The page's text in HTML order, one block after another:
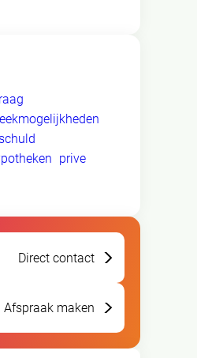
prive
Direct contact
Afspraak maken